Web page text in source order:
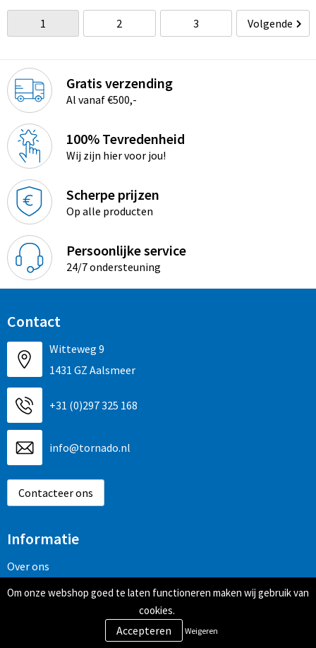
1 2 3 Volgende
Gratis verzending
Al vanaf €500,-
100% Tevredenheid
Wij zijn hier voor jou!
Scherpe prijzen
Op alle producten
Persoonlijke service
24/7 ondersteuning
Contact
Witteweg 9
1431 GZ Aalsmeer
+31 (0)297 325 168
info@tornado.nl
Contacteer ons
Informatie
Over ons
Veelgestelde vragen
Om onze webshop goed te laten functioneren maken wij gebruik van
cookies.
Weigeren